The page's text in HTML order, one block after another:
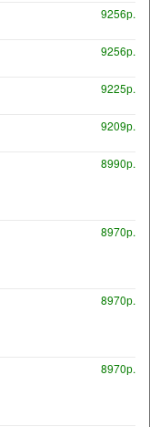
9256р.
9256р.
9225р.
9209р.
8990р.
8970р.
8970р.
8970р.